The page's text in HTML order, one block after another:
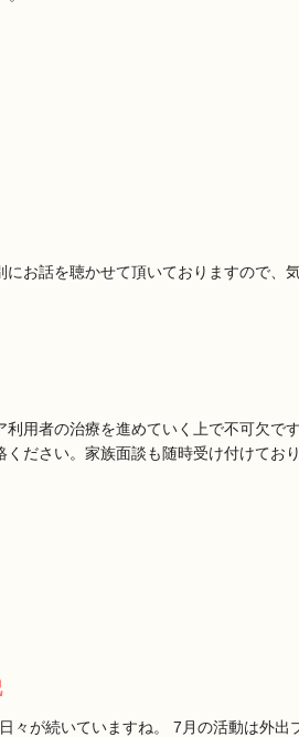
お話を聴かせて頂いておりますので、
用者の治療を進めていく上で不可欠で
ださい。家族面談も随時受け付けており
々が続いていますね。 7月の活動は外出